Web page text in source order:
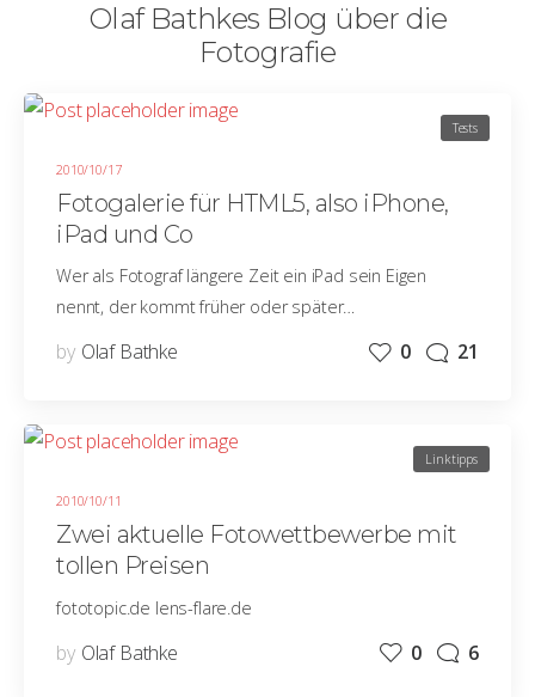
Olaf Bathkes Blog über die
Fotografie
2010/10/17
Tests
Fotogalerie für HTML5, also iPhone,
iPad und Co
Wer als Fotograf längere Zeit ein iPad sein Eigen
nennt, der kommt früher oder später…
by Olaf Bathke 0 21
2010/10/11
Linktipps
Zwei aktuelle Fotowettbewerbe mit
tollen Preisen
fototopic.de lens-flare.de
by Olaf Bathke 0 6